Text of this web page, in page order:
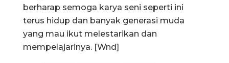
berharap semoga karya seni seperti ini
terus hidup dan banyak generasi muda
yang mau ikut melestarikan dan
mempelajarinya. [Wnd]